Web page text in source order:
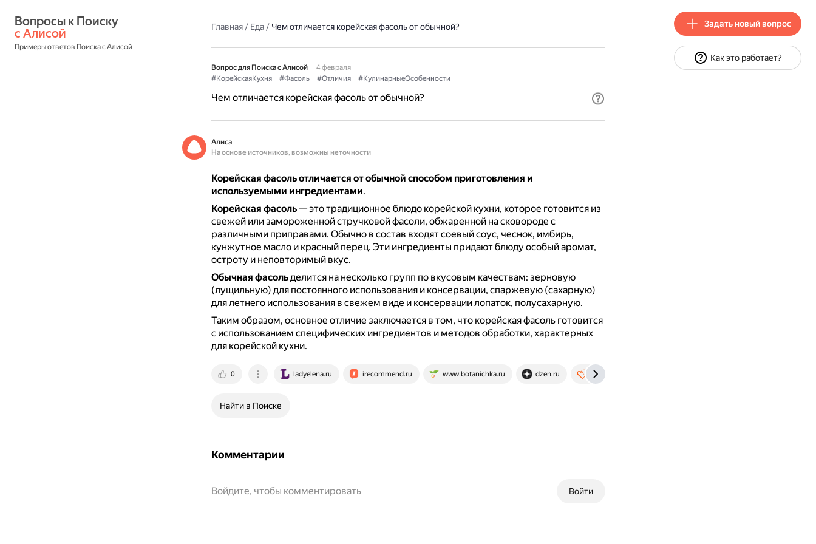
с Алисой
Примеры ответов Поиска с Алисой
Главная/ Еда/ Чем отличается корейская фасоль от обычной?
Вопрос для Поиска с Алисой
4 февраля
#КорейскаяКухня
#Фасоль #Отличия #КулинарныеОсобенности
Чем отличается корейская фасоль от обычной?
Алиса
На основе источников, возможны неточности
Корейская фасоль отличается от обычной способом приготовления и
используемыми ингредиентами.
Корейская фасоль— это традиционное блюдо корейской кухни, которое готовится из
свежей или замороженной стручковой фасоли, обжаренной на сковороде с
различными приправами. Обычно в состав входят соевый соус, чеснок, имбирь,
кунжутное масло и красный перец. Эти ингредиенты придают блюду особый аромат,
остроту и неповторимый вкус.
Обычная фасольделится на несколько групп по вкусовым качествам: зерновую
(лущильную) для постоянного использования и консервации, спаржевую (сахарную)
для летнего использования в свежем виде и консервации лопаток, полусахарную.
Таким образом, основное отличие заключается в том, что корейская фасоль готовится
с использованием специфических ингредиентов и методов обработки, характерных
для корейской кухни.
0 ladyelena.ru irecommend.ru www.botanichka.ru dzen.ru 1000.menu
Найти в Поиске
Комментарии
Войти
Войдите, чтобы комментировать
Задать новый вопрос
Как это работает?